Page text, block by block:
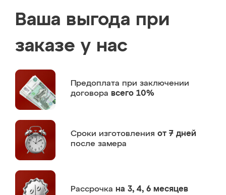
Ваша выгода при
заказе у нас
Предоплата при заключении
договора всего 10%
Сроки изготовления от 7 дней
после замера
Рассрочка на 3, 4, 6 месяцев